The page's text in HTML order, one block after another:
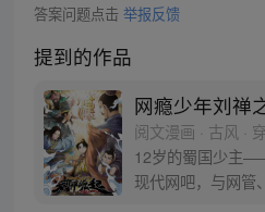
答案问题点击 举报反馈
提到的作品
网瘾少年刘禅
阅文漫画 · 古风 ·
12岁的蜀国少主
现代网吧，与网管